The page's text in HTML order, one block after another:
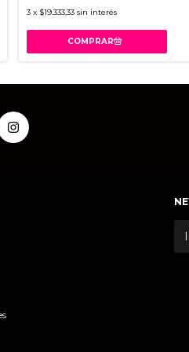
3 x $19.333,33 sin interés